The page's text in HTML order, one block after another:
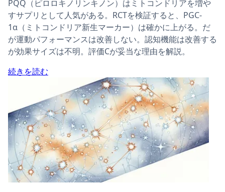
PQQ（ピロロキノリンキノン）はミトコンドリアを増や
すサプリとして人気がある。RCTを検証すると、PGC-
1α（ミトコンドリア新生マーカー）は確かに上がる。だ
が運動パフォーマンスは改善しない。認知機能は改善する
が効果サイズは不明。評価Cが妥当な理由を解説。
続きを読む